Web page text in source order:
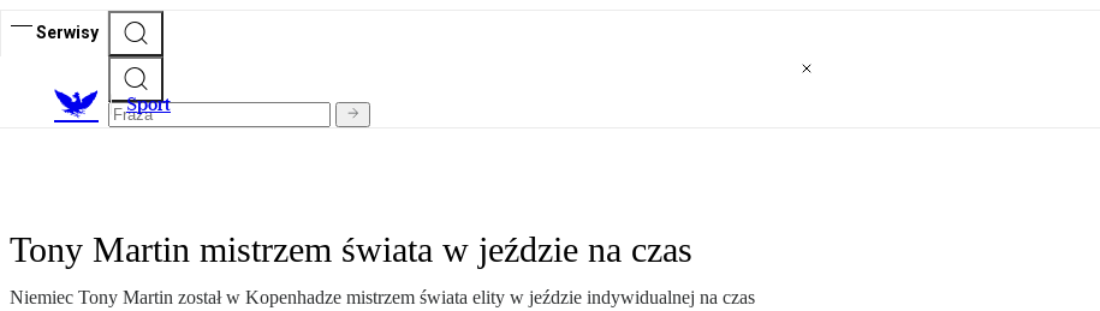
Serwisy
Sport
Tony Martin mistrzem świata w jeździe na czas
Niemiec Tony Martin został w Kopenhadze mistrzem świata elity w jeździe indywidualnej na czas